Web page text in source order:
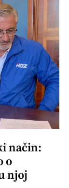
način:
o
njoj